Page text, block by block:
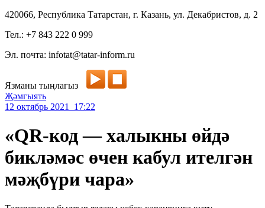
420066, Республика Татарстан, г. Казань, ул. Декабристов, д. 2
Тел.: +7 843 222 0 999
Эл. почта: infotat@tatar-inform.ru
Язманы тыңлагыз
Җәмгыять
12 октябрь 2021 17:22
«QR-код — халыкны өйдә
бикләмәс өчен кабул ителгән
мәҗбүри чара»